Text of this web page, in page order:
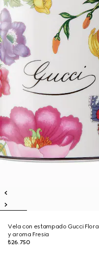
Vela con estampado Gucci Flora
y aroma Fresia
₺26.750